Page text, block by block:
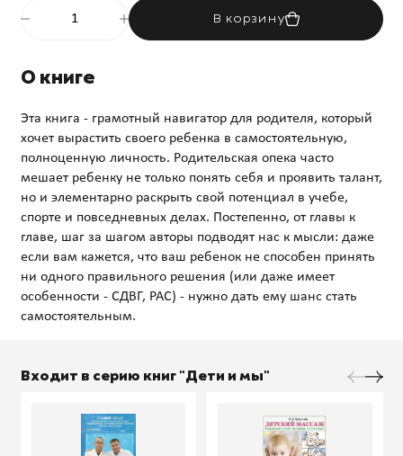
В корзину
О книге
Эта книга - грамотный навигатор для родителя, который
хочет вырастить своего ребенка в самостоятельную,
полноценную личность. Родительская опека часто
мешает ребенку не только понять себя и проявить талант,
но и элементарно раскрыть свой потенциал в учебе,
спорте и повседневных делах. Постепенно, от главы к
главе, шаг за шагом авторы подводят нас к мысли: даже
если вам кажется, что ваш ребенок не способен принять
ни одного правильного решения (или даже имеет
особенности - СДВГ, РАС) - нужно дать ему шанс стать
Входит в серию книг "Дети и мы"